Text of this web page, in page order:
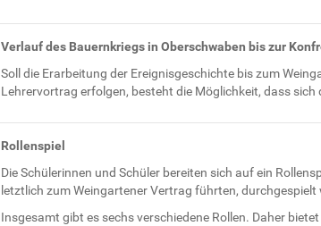
Verlauf des Bauernkriegs in Oberschwaben bis zur
Soll die Erarbeitung der Ereignisgeschichte bis zum
Lehrervortrag erfolgen, besteht die Möglichkeit, dass sich
Rollenspiel
Die Schülerinnen und Schüler bereiten sich auf ein
letztlich zum Weingartener Vertrag führten, durchgespielt
Insgesamt gibt es sechs verschiedene Rollen. Daher